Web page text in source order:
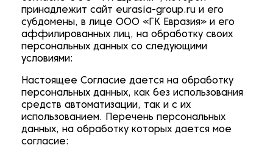
принадлежит сайт eurasia-group.ru
и его
субдомены, в лице ООО «ГК Евразия» и его
аффилированных лиц, на обработку своих
персональных данных со следующими
условиями:
Настоящее Согласие дается на обработку
персональных данных, как без использования
средств автоматизации, так и с их
использованием. Перечень персональных
данных, на обработку которых дается мое
согласие: